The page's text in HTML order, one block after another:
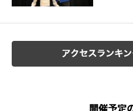
アクセスランキ